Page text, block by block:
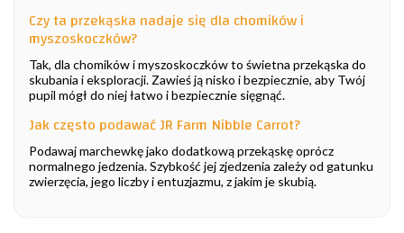
Czy ta przekąska nadaje się dla chomików i
myszoskoczków?
Tak, dla chomików i myszoskoczków to świetna przekąska do
skubania i eksploracji. Zawieś ją nisko i bezpiecznie, aby Twój
pupil mógł do niej łatwo i bezpiecznie sięgnąć.
Jak często podawać JR Farm Nibble Carrot?
Podawaj marchewkę jako dodatkową przekąskę oprócz
normalnego jedzenia. Szybkość jej zjedzenia zależy od gatunku
zwierzęcia, jego liczby i entuzjazmu, z jakim je skubią.